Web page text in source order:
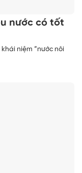
nước có tốt
niệm “nước nôi